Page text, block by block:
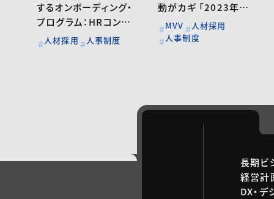
するオンボーディング・
プログラム：HRコンサ
ルティング
人材採用 人事制度
動がカギ 「2023年度_
人材採用・育成・制度
に関する企業アンケー
MVV
人材採用
人事制度
長期ビ
経営計
DX・デ